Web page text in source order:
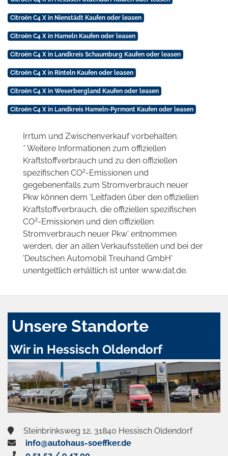
Citroën C4 X in Nienstädt Kaufen oder leasen
Citroën C4 X in Hameln Kaufen oder leasen
Citroën C4 X in Landkreis Schaumburg Kaufen oder leasen
Citroën C4 X in Rinteln Kaufen oder leasen
Citroën C4 X in Weserbergland Kaufen oder leasen
Citroën C4 X in Landkreis Hameln-Pyrmont Kaufen oder leasen
Irrtum und Zwischenverkauf vorbehalten.
* Weitere Informationen zum offiziellen
Kraftstoffverbrauch und zu den offiziellen
spezifischen CO2-Emissionen und
gegebenenfalls zum Stromverbrauch neuer
Pkw können dem 'Leitfaden über den offiziellen
Kraftstoffverbrauch, die offiziellen spezifischen
CO2-Emissionen und den offiziellen
Stromverbrauch neuer Pkw' entnommen
werden, der an allen Verkaufsstellen und bei der
'Deutschen Automobil Treuhand GmbH'
unentgeltlich erhältlich ist unter www.dat.de.
Unsere Standorte
Wir in Hessisch Oldendorf
Steinbrinksweg 12, 31840 Hessisch Oldendorf
info@autohaus-soeffker.de